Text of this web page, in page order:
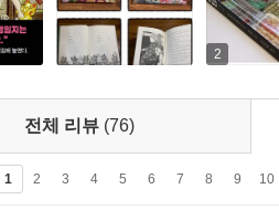
2
전체 리뷰 (76)
1 2 3 4 5 6 7 8 9 10